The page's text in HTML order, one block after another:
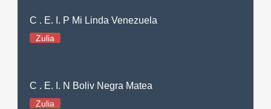
C . E. I. P Mi Linda Venezuela
Zulia
C . E. I. N Boliv Negra Matea
Zulia